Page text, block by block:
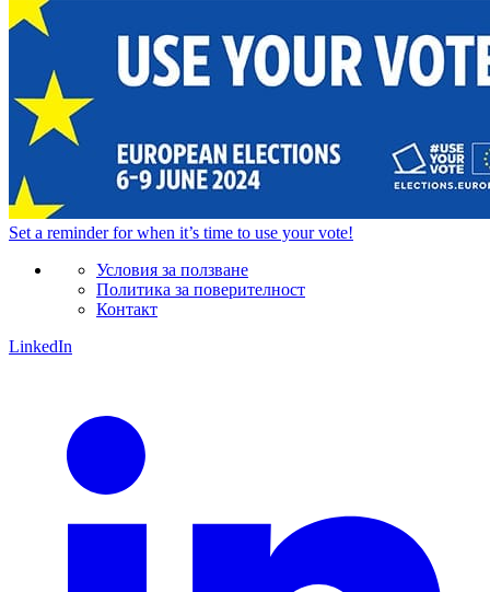
Set a reminderfor when it’s time to use your vote!
Условия за ползване
Политика за поверителност
Контакт
LinkedIn